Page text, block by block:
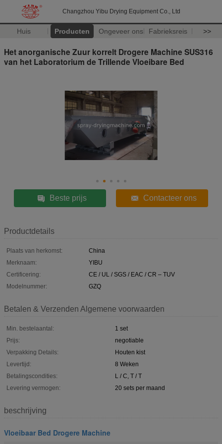
Changzhou Yibu Drying Equipment Co., Ltd
Huis Producten Ongeveer ons Fabrieksreis >>
Het anorganische Zuur korrelt Drogere Machine SUS316
van het Laboratorium de Trillende Vloeibare Bed
Beste prijs Contacteer ons
Productdetails
Plaats van herkomst:
China
Merknaam:
YIBU
Certificering:
CE / UL / SGS / EAC / CR – TUV
Modelnummer:
GZQ
Betalen & Verzenden Algemene voorwaarden
Min. bestelaantal:
1 set
Prijs:
negotiable
Verpakking Details:
Houten kist
Levertijd:
8 Weken
Betalingscondities:
L / C, T / T
Levering vermogen:
20 sets per maand
beschrijving
Vloeibaar Bed Drogere Machine